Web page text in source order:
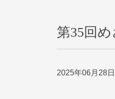
第35回
2025年06月28日